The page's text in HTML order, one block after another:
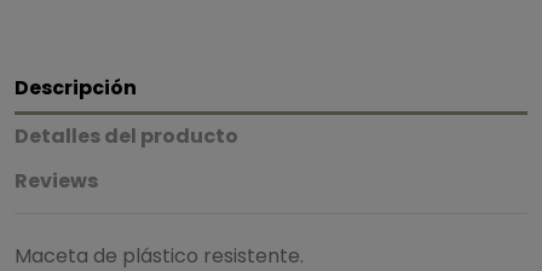
Descripción
Detalles del producto
Reviews
Maceta de plástico resistente.